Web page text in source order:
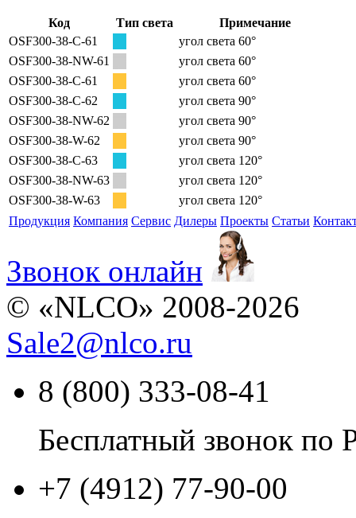
Код Тип света
Примечание
OSF300-38-C-61
угол света 60°
OSF300-38-NW-61
угол света 60°
OSF300-38-C-61
угол света 60°
OSF300-38-C-62
угол света 90°
OSF300-38-NW-62
угол света 90°
OSF300-38-W-62
угол света 90°
OSF300-38-C-63
угол света 120°
OSF300-38-NW-63
угол света 120°
OSF300-38-W-63
угол света 120°
Продукция Компания Сервис Дилеры Проекты Статьи
Звонок онлайн
© «NLCO» 2008-2026
Sale2@nlco.ru
8 (800) 333-08-41
Бесплатный звонок по
+7 (4912) 77-90-00